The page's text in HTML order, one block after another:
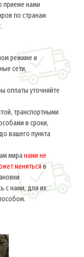
приеме нами
по странам
режиме и
сети,
оплаты уточняйте
транспортными
в сроки,
вашего пункта
миранами не
меняться в
с нами, для их